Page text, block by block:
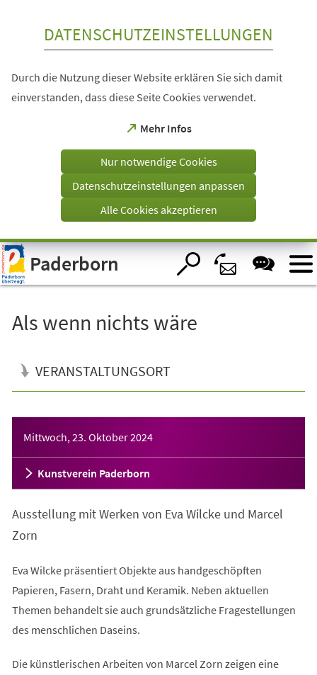
Visuelle
Assistenzsoftware
öffnen.
DATENSCHUTZEINSTELLUNGEN
Durch die Nutzung dieser Website erklären Sie sich damit
einverstanden, dass diese Seite Cookies verwendet.
Mehr Infos
(Öffnet
einem
Tab)
Nur notwendige Cookies
Datenschutzeinstellungen anpassen
Alle Cookies akzeptieren
Paderborn
Als wenn nichts wäre
VERANSTALTUNGSORT
Mittwoch, 23. Oktober 2024
Kunstverein Paderborn
Ausstellung mit Werken von Eva Wilcke und Marcel
Zorn
Eva Wilcke präsentiert Objekte aus handgeschöpften
Papieren, Fasern, Draht und Keramik. Neben aktuellen
Themen behandelt sie auch grundsätzliche Fragestellungen
des menschlichen Daseins.
Die künstlerischen Arbeiten von Marcel Zorn zeigen eine